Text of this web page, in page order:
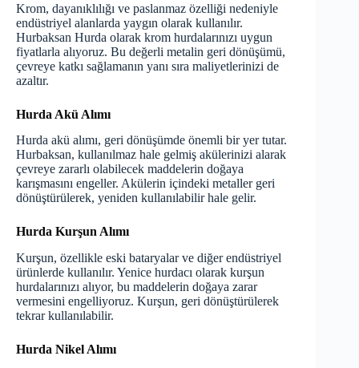
Krom, dayanıklılığı ve paslanmaz özelliği nedeniyle
endüstriyel alanlarda yaygın olarak kullanılır.
Hurbaksan Hurda olarak krom hurdalarınızı uygun
fiyatlarla alıyoruz. Bu değerli metalin geri dönüşümü,
çevreye katkı sağlamanın yanı sıra maliyetlerinizi de
azaltır.
Hurda Akü Alımı
Hurda akü alımı, geri dönüşümde önemli bir yer tutar.
Hurbaksan, kullanılmaz hale gelmiş akülerinizi alarak
çevreye zararlı olabilecek maddelerin doğaya
karışmasını engeller. Akülerin içindeki metaller geri
dönüştürülerek, yeniden kullanılabilir hale gelir.
Hurda Kurşun Alımı
Kurşun, özellikle eski bataryalar ve diğer endüstriyel
ürünlerde kullanılır. Yenice hurdacı olarak kurşun
hurdalarınızı alıyor, bu maddelerin doğaya zarar
vermesini engelliyoruz. Kurşun, geri dönüştürülerek
tekrar kullanılabilir.
Hurda Nikel Alımı